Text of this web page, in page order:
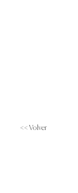
<< Volver